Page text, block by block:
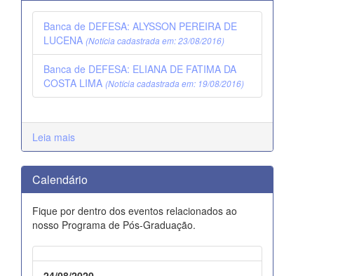
Banca de DEFESA: ALYSSON PEREIRA DE
LUCENA (Notícia cadastrada em: 23/08/2016)
Banca de DEFESA: ELIANA DE FATIMA DA
COSTA LIMA (Notícia cadastrada em: 19/08/2016)
Leia mais
Calendário
Fique por dentro dos eventos relacionados ao
nosso Programa de Pós-Graduação.